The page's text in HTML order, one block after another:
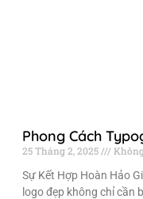
Phong Cách
25 Tháng 2, 2025
Sự Kết Hợp Hoàn Hảo
logo đẹp không chỉ cần